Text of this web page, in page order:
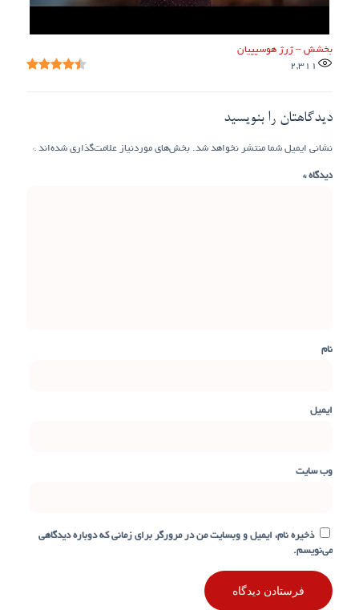
بخشش – ژرژ هوسپپیان
2,311
دیدگاهتان را بنویسید
نشانی ایمیل شما منتشر نخواهد شد. بخش‌های موردنیاز علامت‌گذاری شده‌اند *
دیدگاه*
نام
ایمیل
وب‌ سایت
ذخیره نام، ایمیل و وبسایت من در مرورگر برای زمانی که دوباره دیدگاهی
می‌نویسم.